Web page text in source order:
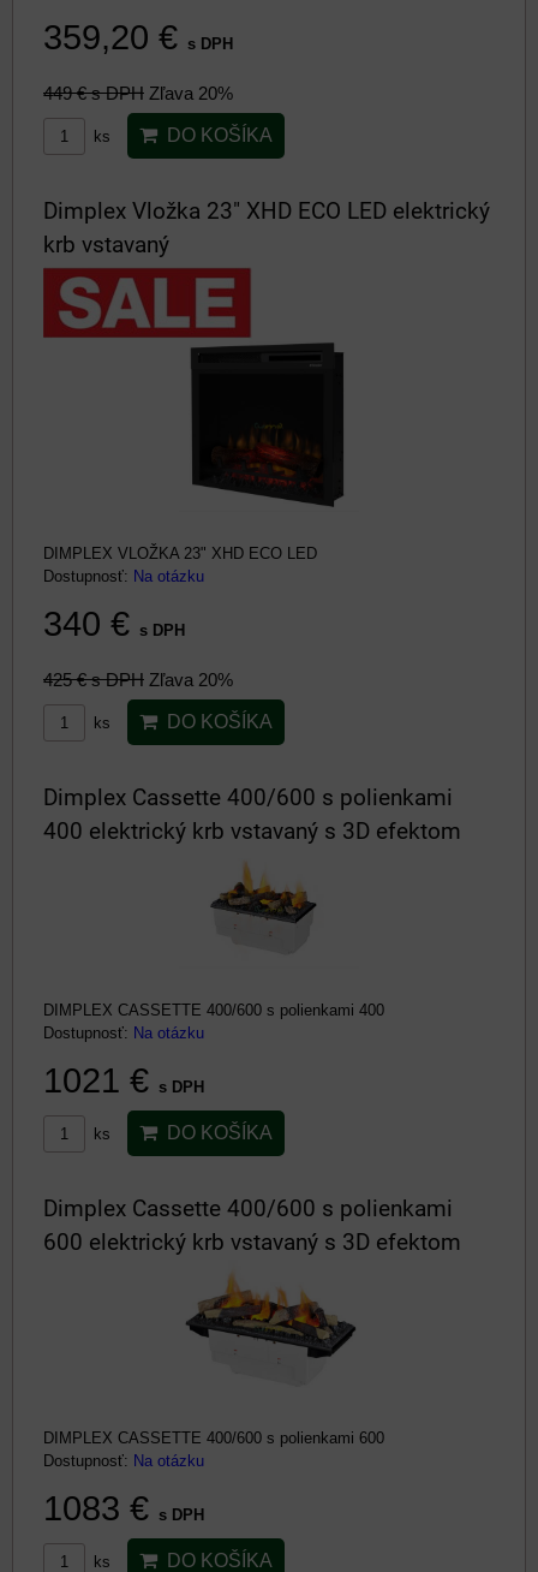
359,20 € s DPH
449 €s DPH Zľava 20%
ks DO KOŠÍKA
Dimplex Vložka 23" XHD ECO LED elektrický
krb vstavaný
DIMPLEX VLOŽKA 23" XHD ECO LED
Dostupnosť: Na otázku
340 € s DPH
425 €s DPH Zľava 20%
ks DO KOŠÍKA
Dimplex Cassette 400/600 s polienkami
400 elektrický krb vstavaný s 3D efektom
DIMPLEX CASSETTE 400/600 s polienkami 400
Dostupnosť: Na otázku
1021 € s DPH
ks DO KOŠÍKA
Dimplex Cassette 400/600 s polienkami
600 elektrický krb vstavaný s 3D efektom
DIMPLEX CASSETTE 400/600 s polienkami 600
Dostupnosť: Na otázku
1083 € s DPH
ks DO KOŠÍKA